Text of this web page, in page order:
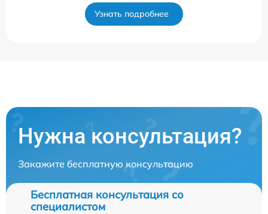
Узнать подробнее
Нужна консультация?
Закажите бесплатную консультацию
Бесплатная консультация со
специалистом